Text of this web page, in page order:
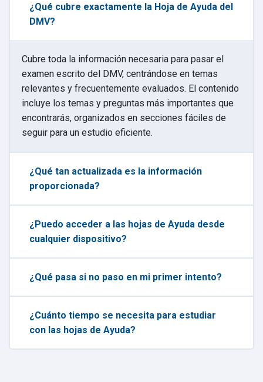
¿Qué cubre exactamente la Hoja de Ayuda del
DMV?
Cubre toda la información necesaria para pasar el
examen escrito del DMV, centrándose en temas
relevantes y frecuentemente evaluados. El contenido
incluye los temas y preguntas más importantes que
encontrarás, organizados en secciones fáciles de
seguir para un estudio eficiente.
¿Qué tan actualizada es la información
proporcionada?
¿Puedo acceder a las hojas de Ayuda desde
cualquier dispositivo?
¿Qué pasa si no paso en mi primer intento?
¿Cuánto tiempo se necesita para estudiar
con las hojas de Ayuda?